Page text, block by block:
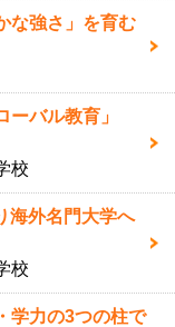
な強さ」を育む
ーバル教育」
校
海外名門大学へ
校
学力の3つの柱で